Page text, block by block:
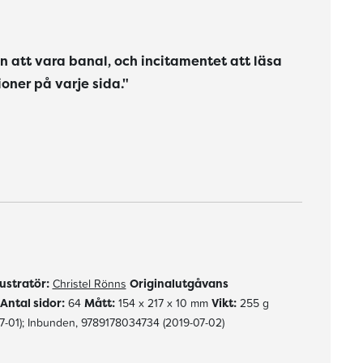
att vara banal, och incitamentet att läsa
på varje sida."
Christel Rönns Originalutgåvans
Antal sidor:64 Mått:154 x 217 x 10 mm Vikt:255 g
Inbunden, 9789178034734 (2019-07-02)